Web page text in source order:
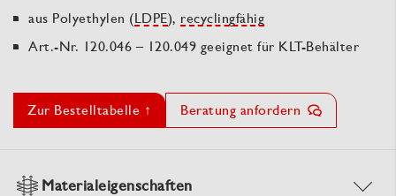
aus Polyethylen (LDPE), recyclingfähig
Art.-Nr. 120.046 – 120.049 geeignet für KLT-Behälter
Zur Bestelltabelle ↑ Beratung anfordern
Materialeigenschaften